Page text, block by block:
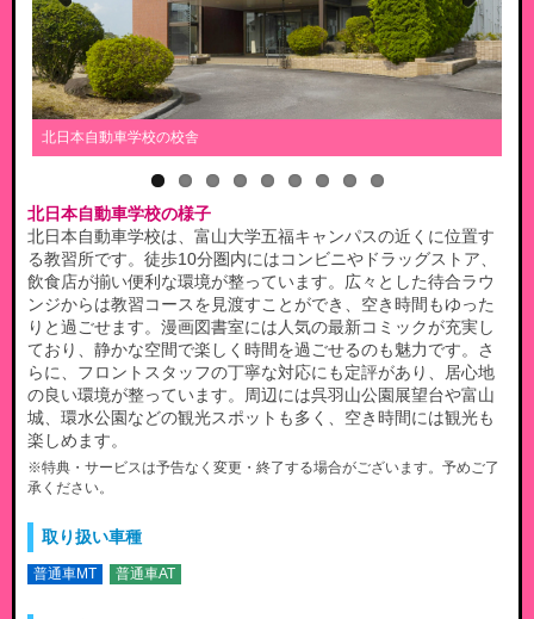
北日本自動車学校の校舎
Previous Next
北日本自動車学校の様子
北日本自動車学校は、富山大学五福キャンパスの近くに位置す
る教習所です。徒歩10分圏内にはコンビニやドラッグストア、
飲食店が揃い便利な環境が整っています。広々とした待合ラウ
ンジからは教習コースを見渡すことができ、空き時間もゆった
りと過ごせます。漫画図書室には人気の最新コミックが充実し
ており、静かな空間で楽しく時間を過ごせるのも魅力です。さ
らに、フロントスタッフの丁寧な対応にも定評があり、居心地
の良い環境が整っています。周辺には呉羽山公園展望台や富山
城、環水公園などの観光スポットも多く、空き時間には観光も
楽しめます。
※特典・サービスは予告なく変更・終了する場合がございます。予めご了
承ください。
取り扱い車種
普通車MT 普通車AT